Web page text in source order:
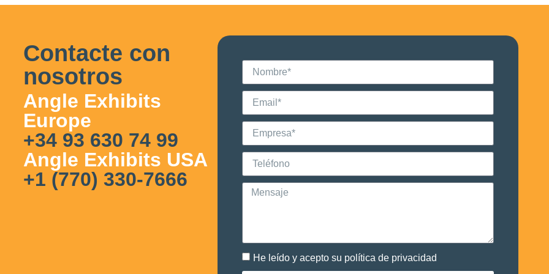
He leído y acepto su política de privacidad
Contacte con
nosotros
Angle Exhibits
Europe
+34 93 630 74 99
Angle Exhibits USA
+1 (770) 330-7666